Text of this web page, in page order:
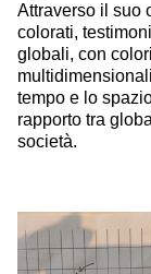
Attraverso il suo
colorati,
globali, con
tempo e lo
rapporto tra
società.